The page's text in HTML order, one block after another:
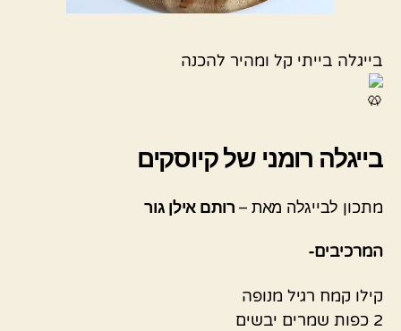
בייגלה בייתי קל ומהיר להכנה
בייגלה רומני של קיוסקים
מתכון לבייגלה מאת – רותם אילן גור
המרכיבים-
קילו קמח רגיל מנופה
2 כפות שמרים יבשים